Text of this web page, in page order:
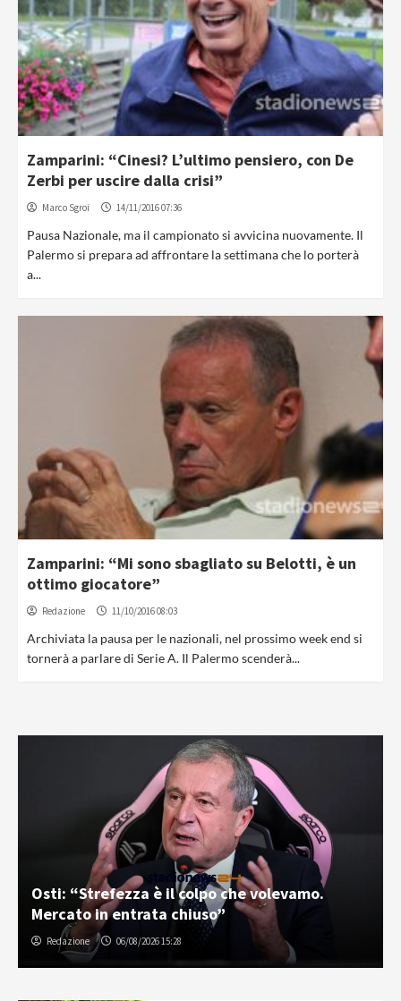
Zamparini: “Cinesi? L’ultimo pensiero, con De
Zerbi per uscire dalla crisi”
Marco Sgroi 14/11/2016 07:36
Pausa Nazionale, ma il campionato si avvicina nuovamente. Il
Palermo si prepara ad affrontare la settimana che lo porterà
a...
Zamparini: “Mi sono sbagliato su Belotti, è un
ottimo giocatore”
Redazione 11/10/2016 08:03
Archiviata la pausa per le nazionali, nel prossimo week end si
tornerà a parlare di Serie A. Il Palermo scenderà...
Osti: “Strefezza è il colpo che volevamo.
Mercato in entrata chiuso”
Redazione 06/08/2026 15:28